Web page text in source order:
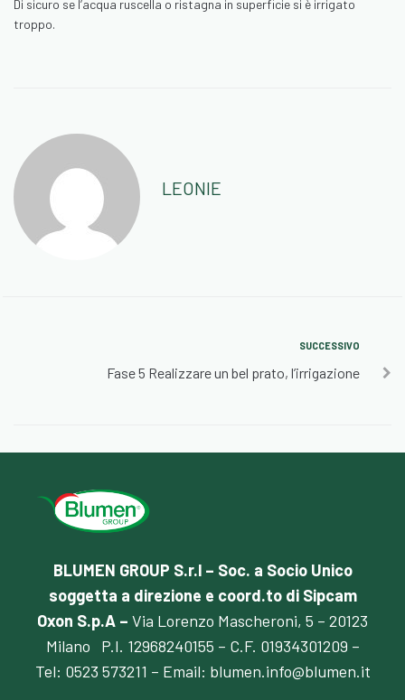
Di sicuro se l’acqua ruscella o ristagna in superficie si è irrigato
troppo.
LEONIE
SUCCESSIVO
Fase 5 Realizzare un bel prato, l’irrigazione
BLUMEN GROUP S.r.l – Soc. a Socio Unico
soggetta a direzione e coord.to di Sipcam
Oxon S.p.A – Via Lorenzo Mascheroni, 5 – 20123
Milano P.I. 12968240155 – C.F. 01934301209 –
Tel: 0523 573211 – Email: blumen.info@blumen.it